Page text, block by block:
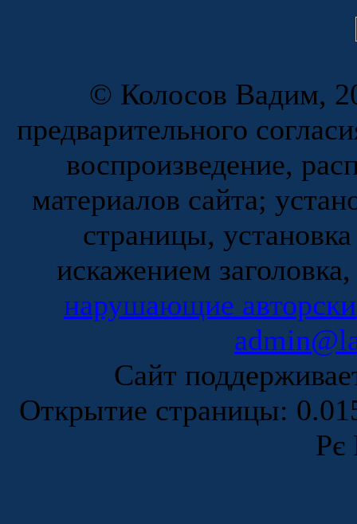
© Колосов Вадим,
предварительного
воспроизведение,
материалов сайта;
страницы,
искажением
нарушающие
Сайт
Открытие страницы:
Рє